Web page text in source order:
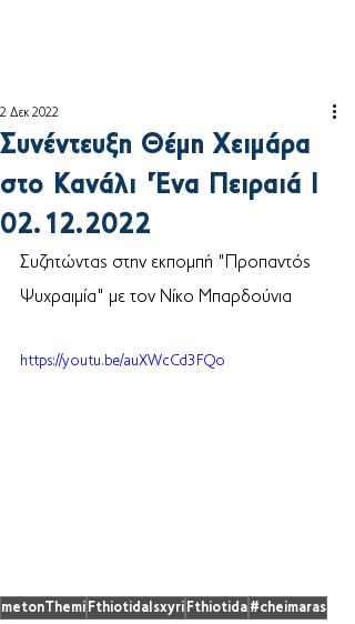
Συνέντευξη Θέμη Χειμάρα
στο Κανάλι 'Ένα Πειραιά Ι
02.12.2022
2 Δεκ 2022
Συζητώντας στην εκπομπή "Προπαντός
Ψυχραιμία" με τον Νίκο Μπαρδούνια
https://youtu.be/auXWcCd3FQo
metonThemi FthiotidaIsxyri Fthiotida #cheimaras